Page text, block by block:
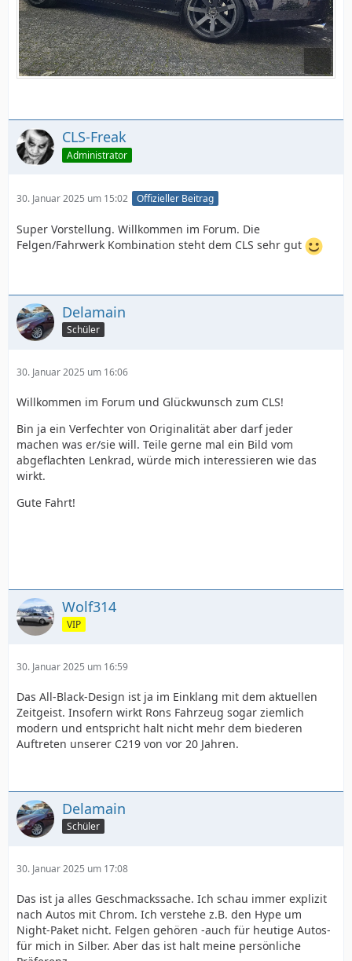
CLS-Freak
Administrator
30. Januar 2025 um 15:02 Offizieller Beitrag
Super Vorstellung. Willkommen im Forum. Die
Felgen/Fahrwerk Kombination steht dem CLS sehr gut
Delamain
Schüler
30. Januar 2025 um 16:06
Willkommen im Forum und Glückwunsch zum CLS!
Bin ja ein Verfechter von Originalität aber darf jeder
machen was er/sie will. Teile gerne mal ein Bild vom
abgeflachten Lenkrad, würde mich interessieren wie das
wirkt.
Gute Fahrt!
Wolf314
VIP
30. Januar 2025 um 16:59
Das All-Black-Design ist ja im Einklang mit dem aktuellen
Zeitgeist. Insofern wirkt Rons Fahrzeug sogar ziemlich
modern und entspricht halt nicht mehr dem biederen
Auftreten unserer C219 von vor 20 Jahren.
Delamain
Schüler
30. Januar 2025 um 17:08
Das ist ja alles Geschmackssache. Ich schau immer explizit
nach Autos mit Chrom. Ich verstehe z.B. den Hype um
Night-Paket nicht. Felgen gehören -auch für heutige Autos-
für mich in Silber. Aber das ist halt meine persönliche